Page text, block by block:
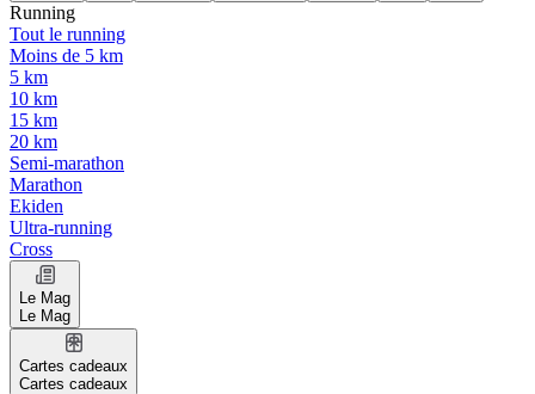
Running
Tout le running
Moins de 5 km
5 km
10 km
15 km
20 km
Semi-marathon
Marathon
Ekiden
Ultra-running
Cross
Le Mag
Le Mag
Cartes cadeaux
Cartes cadeaux